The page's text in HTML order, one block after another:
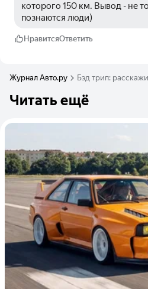
которого 150 км. Вывод - не
познаются люди)
НравитсяОтветить
Журнал Авто.ру Бэд трип:
Читать ещё